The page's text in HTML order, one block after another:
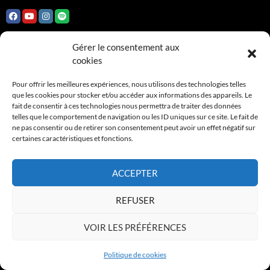
Gérer le consentement aux
cookies
Pour offrir les meilleures expériences, nous utilisons des technologies telles
que les cookies pour stocker et/ou accéder aux informations des appareils. Le
fait de consentir à ces technologies nous permettra de traiter des données
telles que le comportement de navigation ou les ID uniques sur ce site. Le fait de
ne pas consentir ou de retirer son consentement peut avoir un effet négatif sur
certaines caractéristiques et fonctions.
ACCEPTER
REFUSER
VOIR LES PRÉFÉRENCES
Politique de cookies
Rechercher :
INSTITUTIONNELS
Adami
FCM